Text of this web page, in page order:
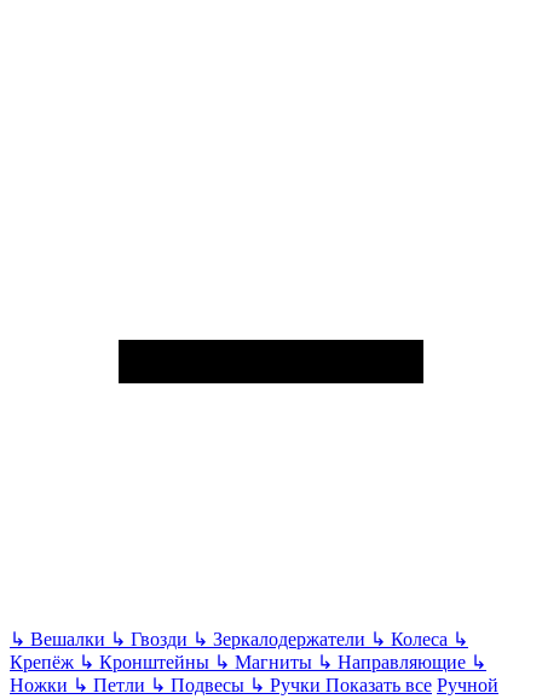
↳ Вешалки ↳ Гвозди ↳ Зеркалодержатели ↳ Колеса ↳
Крепёж ↳ Кронштейны ↳ Магниты ↳ Направляющие ↳
Ножки ↳ Петли ↳ Подвесы ↳ Ручки Показать все Ручной